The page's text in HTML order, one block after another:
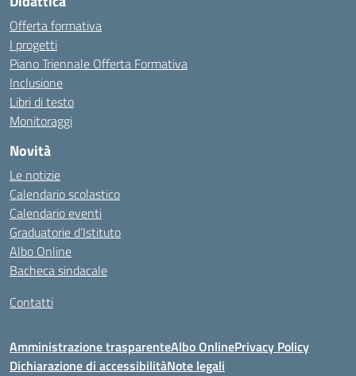
Offerta formativa
I progetti
Piano Triennale Offerta Formativa
Inclusione
Libri di testo
Monitoraggi
Novità
Le notizie
Calendario scolastico
Calendario eventi
Graduatorie d’Istituto
Albo Online
Bacheca sindacale
Contatti
Amministrazione trasparenteAlbo OnlinePrivacy Policy
Dichiarazione di accessibilitàNote legali